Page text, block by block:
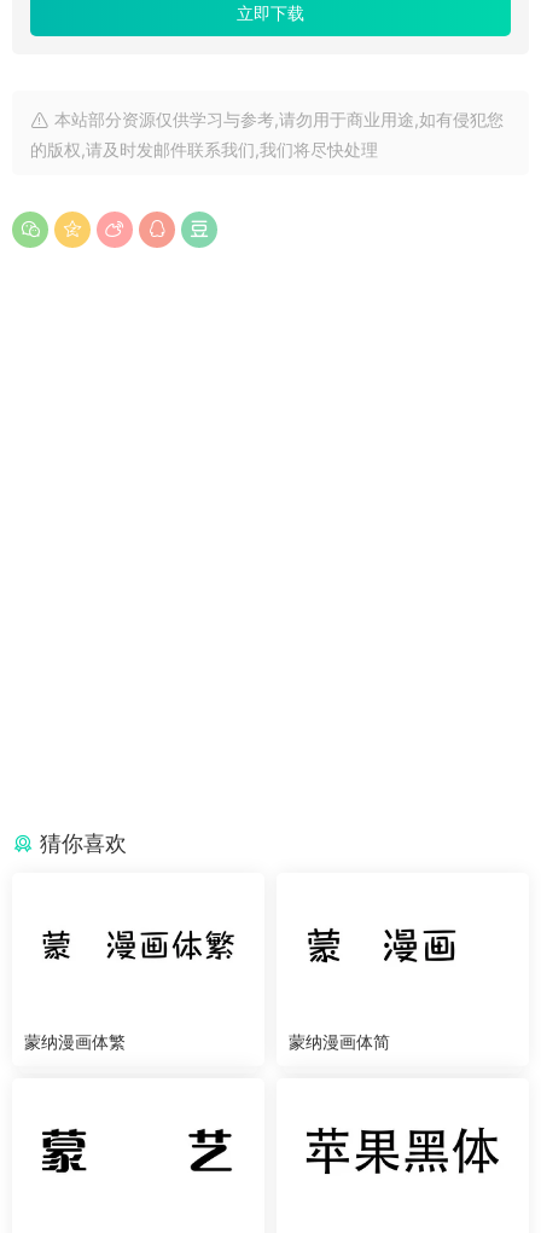
立即下载
本站部分资源仅供学习与参考,请勿用于商业用途,如有侵犯您
的版权,请及时发邮件联系我们,我们将尽快处理
猜你喜欢
蒙纳漫画体繁 蒙纳漫画体简